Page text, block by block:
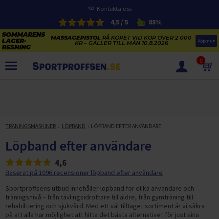
Kontakta oss
4,5 / 5 88%
MASSAGEPISTOLPÅ KÖPET VID KÖP ÖVER 2 000
KR – GÄLLER TILL MÅN 10.8.2026 Köp nu
0
ELCYKLARNAS SOMMARFÖRSÄLJNING
KAJAKER OCH SUP-BRÄDOR
REA PÅ STUDSMATTOR
SOMMARREA PÅ TRÄNING OCH STYRKETRÄNING
CYKELTILLBEHÖR & RESERVDELAR OUTLET
HÄLSA & VÄLMÅENDE – SÄSONGSRENSNING
Paketerbjudanden
KOSTTILLSKOTT
ELCYKLAR
ELCYKLAR DAM
ELCYKLAR HERR
ELCYKLAR CITY
STUDSMATTOR
KAJAKER
STYRKETRÄNING
BÄNKAR OCH STÄLLNINGAR
TRÄNINGSMASKINER
TRÄNINGSMASKINER LÖPBAND LÖPBAND EFTER ANVÄNDARE
Löpband efter användare
4,6
Baserat på 1096 recensioner löpband efter användare
Sportproffsens utbud innehåller löpband för olika användare och
träningsnivå – från tävlingsidrottare till äldre, från gymträning till
rehabilitering och sjukvård. Med ett väl tilltaget sortiment är vi säkra
på att alla har möjlighet att hitta det bästa alternativet för just sina